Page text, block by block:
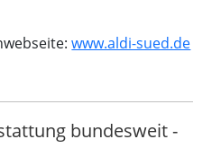
www.aldi-sued.de
bundesweit -